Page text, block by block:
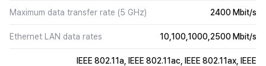
Maximum data transfer rate (5 GHz) 2400 Mbit/s
Ethernet LAN data rates 10,100,1000,2500 Mbit/s
IEEE 802.11a, IEEE 802.11ac, IEEE 802.11ax, IEEE